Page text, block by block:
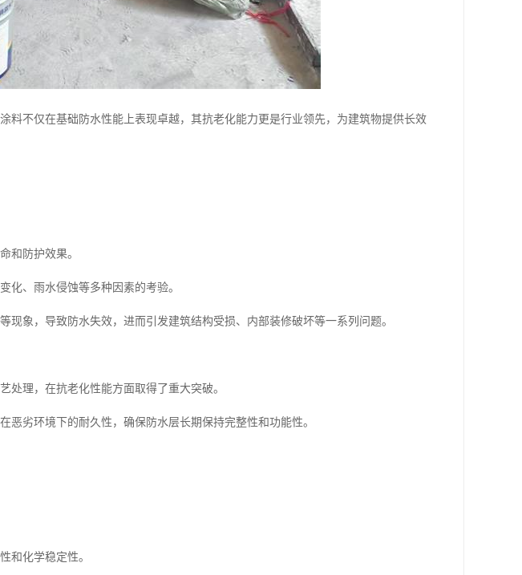
料不仅在基础防水性能上表现卓越，其抗老化能力更是行业领先，为建筑物提供长效
和防护效果。
化、雨水侵蚀等多种因素的考验。
象，导致防水失效，进而引发建筑结构受损、内部装修破坏等一系列问题。
处理，在抗老化性能方面取得了重大突破。
劣环境下的耐久性，确保防水层长期保持完整性和功能性。
和化学稳定性。